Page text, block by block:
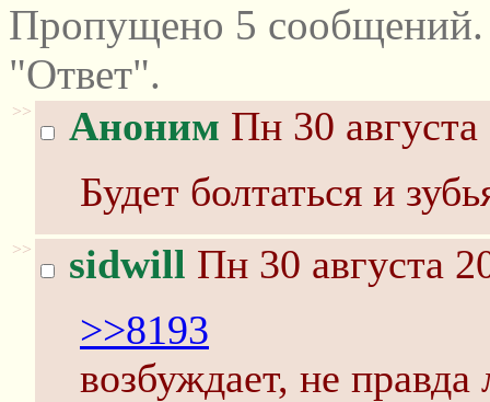
Пропущено 5
"Ответ".
>> Аноним Пн 30
Будет болтаться и
>> sidwill Пн 30 августа
>>8193
возбуждает, не правда